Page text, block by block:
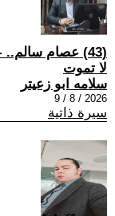
(43) عصام
لا تموت
سلامه ابو زعيتر
2026 / 8 / 9
سيرة ذاتية